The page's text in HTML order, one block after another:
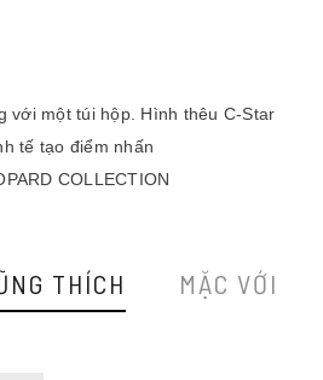
với một túi hộp. Hình thêu C-Star
tế tạo điểm nhấn
COLLECTION
THÍCH MẶC VỚI